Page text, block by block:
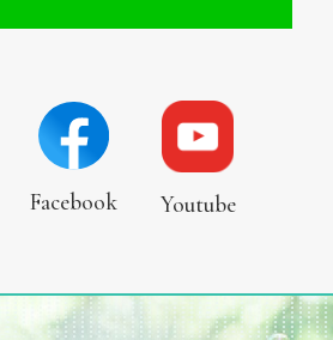
Facebook Youtube